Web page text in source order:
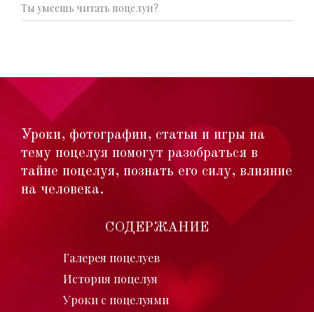
Ты умеешь читать поцелуи?
Уроки, фотографии, статьи и игры на
тему поцелуя помогут разобраться в
тайне поцелуя, познать его силу, влияние
на человека.
СОДЕРЖАНИЕ
Галерея поцелуев
История поцелуя
Уроки с поцелуями